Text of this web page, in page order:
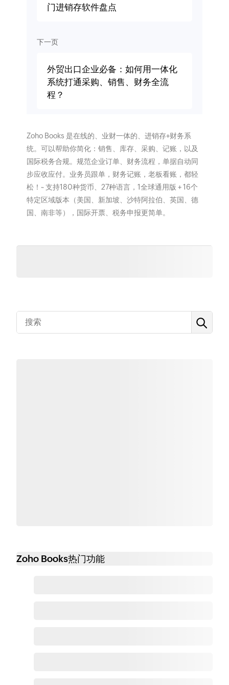
门进销存软件盘点
下一页
外贸出口企业必备：如何用一体化
系统打通采购、销售、财务全流
程？
Zoho Books 是在线的、业财一体的、进销存+财务系
统。可以帮助你简化：销售、库存、采购、记账，以及
国际税务合规。规范企业订单、财务流程，单据自动同
步应收应付。业务员跟单，财务记账，老板看账，都轻
松！~ 支持180种货币、27种语言，1全球通用版 + 16个
特定区域版本（美国、新加坡、沙特阿拉伯、英国、德
国、南非等），国际开票、税务申报更简单。
Zoho Books热门功能